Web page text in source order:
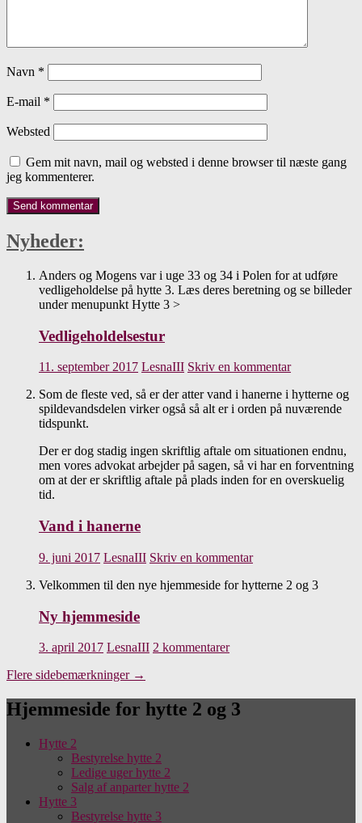
Navn *
E-mail *
Websted
Gem mit navn, mail og websted i denne browser til næste gang
jeg kommenterer.
Nyheder:
Anders og Mogens var i uge 33 og 34 i Polen for at udføre
vedligeholdelse på hytte 3. Læs deres beretning og se billeder
under menupunkt Hytte 3 >
Vedligeholdelsestur
11. september 2017 LesnaIII Skriv en kommentar
Som de fleste ved, så er der atter vand i hanerne i hytterne og
spildevandsdelen virker også så alt er i orden på nuværende
tidspunkt.
Der er dog stadig ingen skriftlig aftale om situationen endnu,
men vores advokat arbejder på sagen, så vi har en forventning
om at der er skriftlig aftale på plads inden for en overskuelig
tid.
Vand i hanerne
9. juni 2017 LesnaIII Skriv en kommentar
Velkommen til den nye hjemmeside for hytterne 2 og 3
Ny hjemmeside
3. april 2017 LesnaIII 2 kommentarer
Flere sidebemærkninger →
Hjemmeside for hytte 2 og 3
Hytte 2
Bestyrelse hytte 2
Ledige uger hytte 2
Salg af anparter hytte 2
Hytte 3
Bestyrelse hytte 3